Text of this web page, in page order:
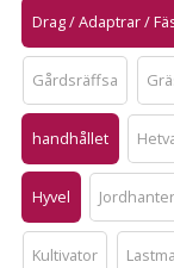
Drag / Adaptrar /
Gårdsräffsa
handhållet
Hyvel
Kultivator